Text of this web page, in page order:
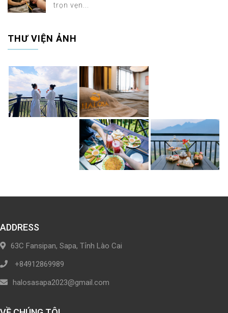
trọn vẹn...
THƯ VIỆN ẢNH
ADDRESS
63C Fansipan, Sapa, Tỉnh Lào Cai
+84912869989
halosasapa2023@gmail.com